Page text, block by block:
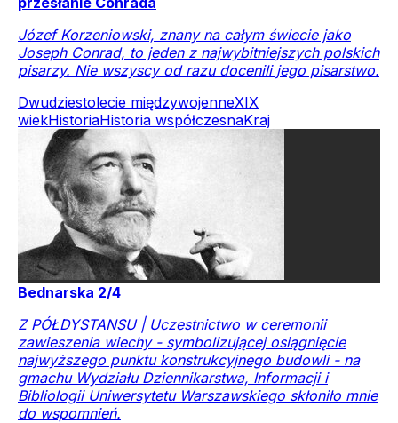
Józef Korzeniowski, znany na całym świecie jako
Joseph Conrad, to jeden z najwybitniejszych polskich
pisarzy. Nie wszyscy od razu docenili jego pisarstwo.
Dwudziestolecie międzywojenneXIX
wiekHistoriaHistoria współczesnaKraj
Bednarska 2/4
Z PÓŁDYSTANSU | Uczestnictwo w ceremonii
zawieszenia wiechy - symbolizującej osiągnięcie
najwyższego punktu konstrukcyjnego budowli - na
gmachu Wydziału Dziennikarstwa, Informacji i
Bibliologii Uniwersytetu Warszawskiego skłoniło mnie
do wspomnień.